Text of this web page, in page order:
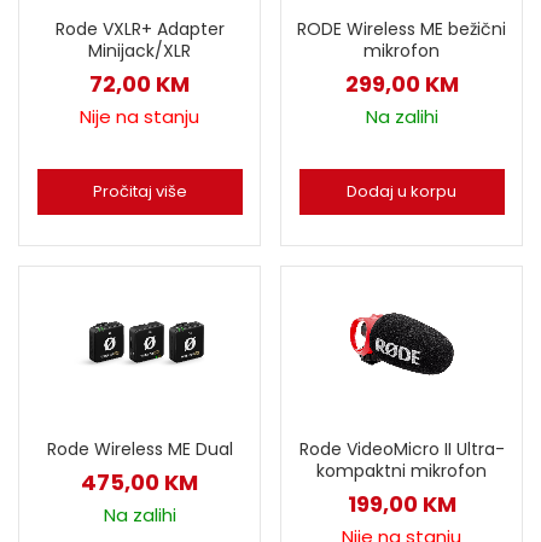
Rode VXLR+ Adapter
Minijack/XLR
72,00 KM
Nije na stanju
Pročitaj više
RODE Wireless ME bežični
mikrofon
299,00 KM
Na zalihi
Dodaj u korpu
Rode Wireless ME Dual
475,00 KM
Na zalihi
Rode VideoMicro II Ultra-
kompaktni mikrofon
199,00 KM
Nije na stanju